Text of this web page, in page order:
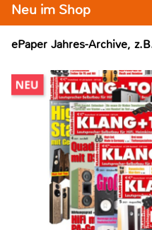
Neu im Shop
ePaper Jahres-Archive,